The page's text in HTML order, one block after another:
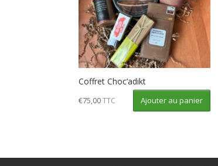
Coffret Choc’adikt
€75,00 TTC Ajouter au panier